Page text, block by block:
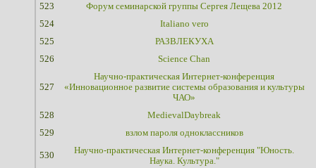
523
Форум семинарской группы Сергея Лещева 2012
524
Italiano vero
525
РАЗВЛЕКУХА
526
Science Chan
527
Научно-практическая Интернет-конференция
«Инновационное развитие системы образования и культуры
ЧАО»
528
MedievalDaybreak
529
взлом пароля одноклассников
530
Научно-практическая Интернет-конференция "Юность.
Наука. Культура."